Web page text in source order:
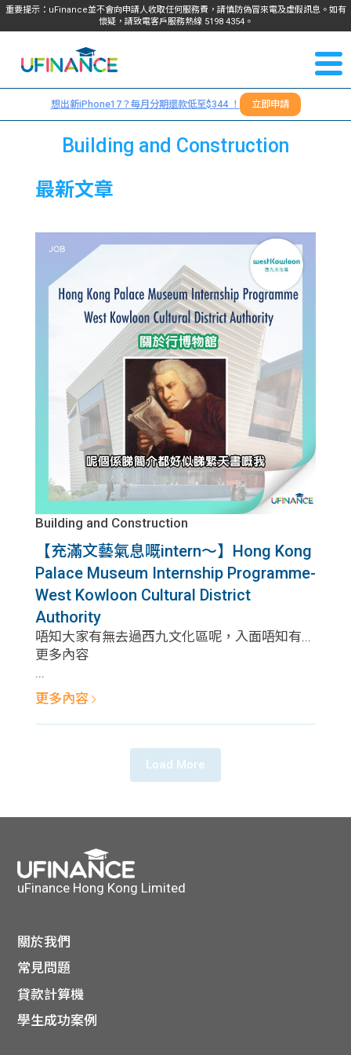
重要提示：uFinance並不會向申請人收取任何服務費，請慎防偽冒來電及虛假訊息。如有
懷疑，請致電客戶服務熱線 5198 4354。
我們
學生
貸款
貸款
計算
機
學生
故事
分享
大學
生學
費貸
計數
學生
資訊
Blog
大專
生筍
工推
介
搵工
Gui
de
Exc
Gui
常見
問題
學生
福利
uFina
nce
校園
贊助
聯絡
我們
們
＋
想出新iPhone17？每月分期還款低至$344 ！ 立即申請
Building and Construction
最新文章
Building and Construction
【充滿文藝氣息嘅intern～】Hong Kong
Palace Museum Internship Programme-
West Kowloon Cultural District
Authority
唔知大家有無去過西九文化區呢，入面唔知有...
更多內容
...
更多內容
Load More
uFinance Hong Kong Limited
關於我們
常見問題
貸款計算機
學生成功案例